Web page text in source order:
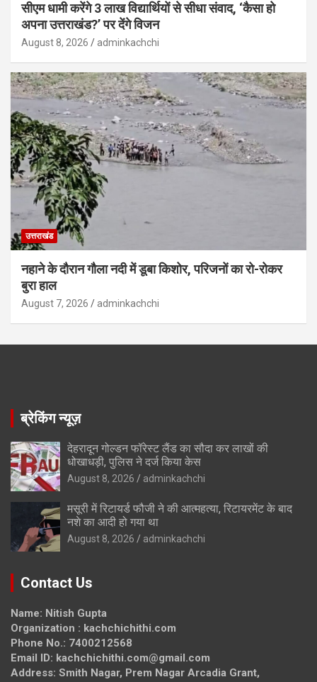
सीएम धामी करेंगे 3 लाख विद्यार्थियों से सीधा संवाद, ‘कैसा हो
अपना उत्तराखंड?’ पर देंगे विजन
August 8, 2026 adminkachchi
उत्तराखंड
नहाने के दौरान गौला नदी में डूबा किशोर, परिजनों का रो-रोकर
बुरा हाल
August 7, 2026 adminkachchi
ब्रेकिंग न्यूज़
देहरादून गोल्डन फॉरेस्ट लैंड का सौदा कर लाखों की
धोखाधड़ी, पुलिस ने दर्ज किया केस
August 8, 2026 adminkachchi
मसूरी में रिटायर्ड फौजी ने की आत्महत्या, रिटायरमेंट के बाद
नशे का आदी हो गया था
August 8, 2026 adminkachchi
Contact Us
Name: Nitish Gupta
Organization : kachchichithi.com
Phone No.: 7400212568
Email ID: kachchichithi.com@gmail.com
Address: Smith Nagar, Prem Nagar Arcadia Grant,